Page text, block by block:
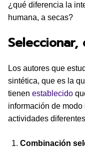
¿qué diferencia la
humana, a secas?
Los autores que
sintética, que es la
tienen establecido
información de
actividades
Combinación